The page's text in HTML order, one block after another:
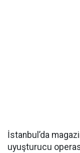
İstanbul’da
uyuşturucu